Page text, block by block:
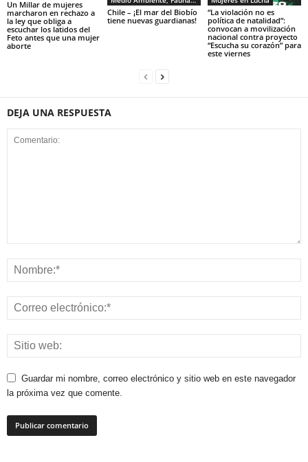
Un Millar de mujeres
marcharon en rechazo a
la ley que obliga a
escuchar los latidos del
Feto antes que una mujer
aborte
Chile – ¡El mar del Biobío
tiene nuevas guardianas!
“La violación no es
política de natalidad”:
convocan a movilización
nacional contra proyecto
“Escucha su corazón” para
este viernes
DEJA UNA RESPUESTA
Guardar mi nombre, correo electrónico y sitio web en este navegador
la próxima vez que comente.